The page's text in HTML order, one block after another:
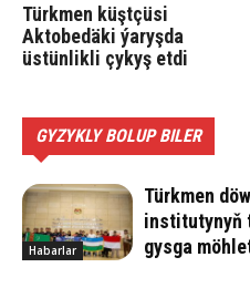
Türkmen küştçüsi
Aktobedäki ýaryşda
üstünlikli çykyş etdi
GYZYKLY BOLUP BILER
Habarlar
Türkmen
institutynyň
gysga